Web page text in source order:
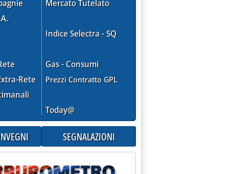
Rete
Mercato Tutelato
Indice Selectra - SQ
Gas - Consumi
Prezzi Contratto GPL
Today@
SEGNALAZIONI